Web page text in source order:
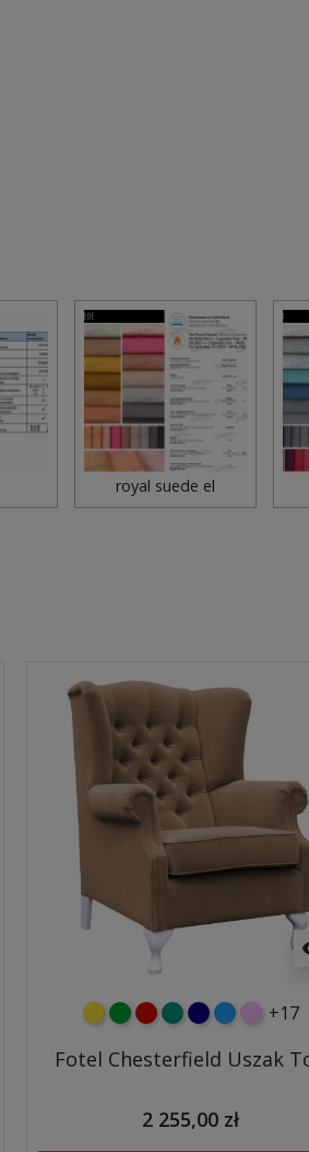
royal suede el
żółtyzielonyczerwony
turkusowy
granatowy
niebieski
różowy
+17
Fotel Chesterfield Uszak
2 255,00 zł